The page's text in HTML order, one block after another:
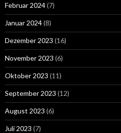
Februar 2024(7)
Januar 2024(8)
Dezember 2023 (16)
November 2023 (6)
Oktober 2023 (11)
September 2023 (12)
August 2023 (6)
Juli 2023 (7)